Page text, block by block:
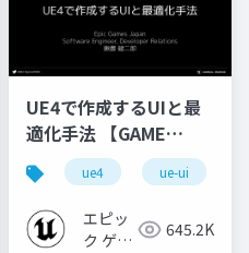
cedec cedec+kyushu
UE4で作成するUIと最
適化手法 【GAME
CREATORS
CONFERENCE '20】
ue4 ue-ui
エピッ
ク ゲー
645.2K